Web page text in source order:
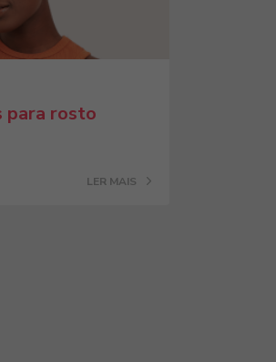
para rosto
LER MAIS